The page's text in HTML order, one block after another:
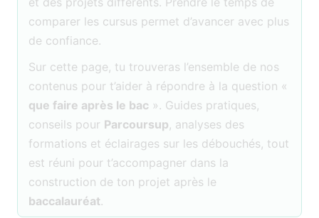
comparer les cursus permet d’avancer avec plus
de confiance.
Sur cette page, tu trouveras l’ensemble de nos
contenus pour t’aider à répondre à la question «
que faire après le bac ». Guides pratiques,
conseils pour Parcoursup, analyses des
formations et éclairages sur les débouchés, tout
est réuni pour t’accompagner dans la
construction de ton projet après le
baccalauréat.